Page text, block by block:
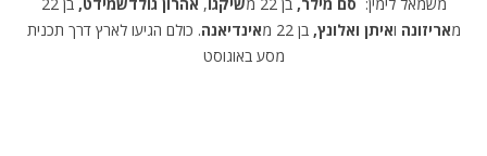
מאריזונה ואיתן ואלונץ, בן 22 מ אינדיאנה. כולם הגיעו לארץ דרך תכנית
מסע באוגוסט